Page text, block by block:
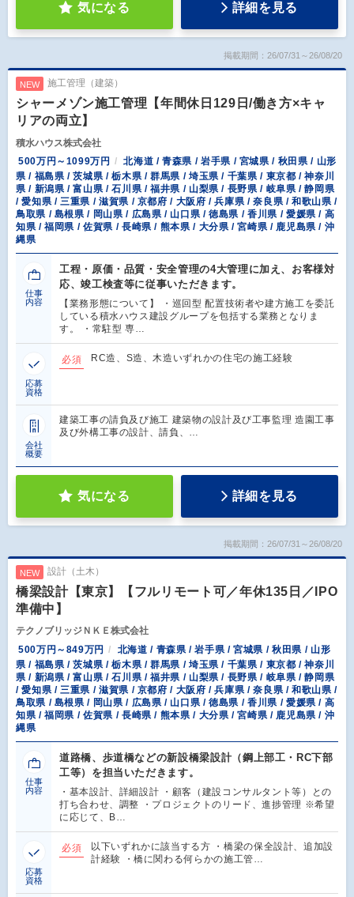
気になる 詳細を見る
掲載期間：26/07/31～26/08/20
NEW 施工管理（建築）
シャーメゾン施工管理【年間休日129日/働き方×キャ
リアの両立】
積水ハウス株式会社
500万円～1099万円
北海道 / 青森県 / 岩手県 / 宮城県 / 秋田県 / 山形
県 / 福島県 / 茨城県 / 栃木県 / 群馬県 / 埼玉県 / 千葉県 / 東京都 / 神奈川
県 / 新潟県 / 富山県 / 石川県 / 福井県 / 山梨県 / 長野県 / 岐阜県 / 静岡県
/ 愛知県 / 三重県 / 滋賀県 / 京都府 / 大阪府 / 兵庫県 / 奈良県 / 和歌山県 /
鳥取県 / 島根県 / 岡山県 / 広島県 / 山口県 / 徳島県 / 香川県 / 愛媛県 / 高
知県 / 福岡県 / 佐賀県 / 長崎県 / 熊本県 / 大分県 / 宮崎県 / 鹿児島県 / 沖
縄県
仕事
内容
工程・原価・品質・安全管理の4大管理に加え、お客様対
応、竣工検査等に従事いただきます。
【業務形態について】 ・巡回型 配置技術者や建方施工を委託
している積水ハウス建設グループを包括する業務となりま
す。 ・常駐型 専…
応募
資格
必須 RC造、S造、木造いずれかの住宅の施工経験
会社
概要
建築工事の請負及び施工 建築物の設計及び工事監理 造園工事
及び外構工事の設計、請負、…
気になる 詳細を見る
掲載期間：26/07/31～26/08/20
NEW 設計（土木）
橋梁設計【東京】【フルリモート可／年休135日／IPO
準備中】
テクノブリッジＮＫＥ株式会社
500万円～849万円
北海道 / 青森県 / 岩手県 / 宮城県 / 秋田県 / 山形
県 / 福島県 / 茨城県 / 栃木県 / 群馬県 / 埼玉県 / 千葉県 / 東京都 / 神奈川
県 / 新潟県 / 富山県 / 石川県 / 福井県 / 山梨県 / 長野県 / 岐阜県 / 静岡県
/ 愛知県 / 三重県 / 滋賀県 / 京都府 / 大阪府 / 兵庫県 / 奈良県 / 和歌山県 /
鳥取県 / 島根県 / 岡山県 / 広島県 / 山口県 / 徳島県 / 香川県 / 愛媛県 / 高
知県 / 福岡県 / 佐賀県 / 長崎県 / 熊本県 / 大分県 / 宮崎県 / 鹿児島県 / 沖
縄県
仕事
内容
道路橋、歩道橋などの新設橋梁設計（鋼上部工・RC下部
工等）を担当いただきます。
・基本設計、詳細設計 ・顧客（建設コンサルタント等）との
打ち合わせ、調整 ・プロジェクトのリード、進捗管理 ※希望
に応じて、B…
応募
資格
必須
以下いずれかに該当する方 ・橋梁の保全設計、追加設
計経験 ・橋に関わる何らかの施工管…